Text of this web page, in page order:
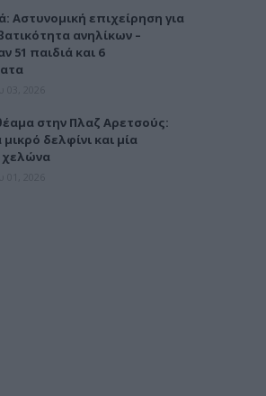
Αστυνομική επιχείρηση για
ανηλίκων –
51 παιδιά και 6
στην Πλαζ Αρετσούς:
δελφίνι και μία
χελώνα